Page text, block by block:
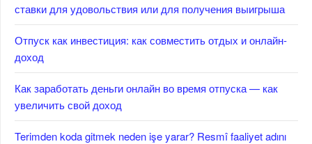
ставки для удовольствия или для получения выигрыша
Отпуск как инвестиция: как совместить отдых и онлайн-
доход
Как заработать деньги онлайн во время отпуска — как
увеличить свой доход
Terimden koda gitmek neden işe yarar? Resmî faaliyet adını